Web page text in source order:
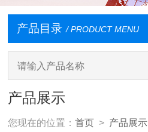
产品目录 / PRODUCT MENU
产品展示
您现在的位置：首页 > 产品展示